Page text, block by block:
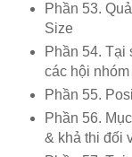
Phần 53.
Size
Phần 54.
các hội
Phần 55.
Phần 56.
& khả thi đối